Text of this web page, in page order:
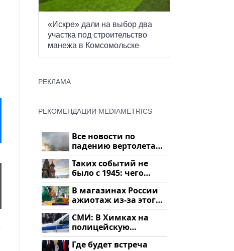
«Искре» дали на выбор два
участка под строительство
манежа в Комсомольске
РЕКЛАМА
РЕКОМЕНДАЦИИ MEDIAMETRICS
Все новости по
падению вертолета
на Кавказе: читать
здесь
Таких событий не
было с 1945: чего
ждать всем нам?
В магазинах России
ажиотаж из-за этого
продукта: что купить?
СМИ: В Химках на
полицейскую
машину напали и
подожгли.
Где будет встреча